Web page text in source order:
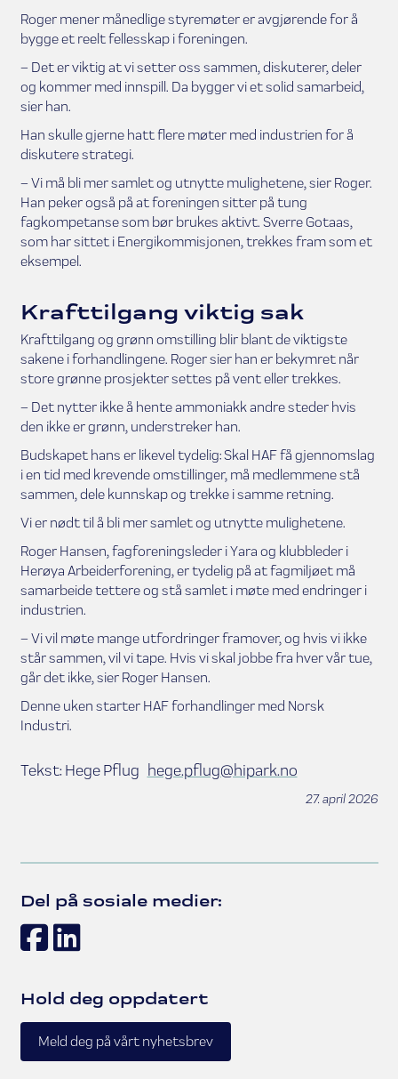
Roger mener månedlige styremøter er avgjørende for å
bygge et reelt fellesskap i foreningen.
– Det er viktig at vi setter oss sammen, diskuterer, deler
og kommer med innspill. Da bygger vi et solid samarbeid,
sier han.
Han skulle gjerne hatt flere møter med industrien for å
diskutere strategi.
– Vi må bli mer samlet og utnytte mulighetene, sier Roger.
Han peker også på at foreningen sitter på tung
fagkompetanse som bør brukes aktivt. Sverre Gotaas,
som har sittet i Energikommisjonen, trekkes fram som et
eksempel.
Krafttilgang viktig sak
Krafttilgang og grønn omstilling blir blant de viktigste
sakene i forhandlingene. Roger sier han er bekymret når
store grønne prosjekter settes på vent eller trekkes.
– Det nytter ikke å hente ammoniakk andre steder hvis
den ikke er grønn, understreker han.
Budskapet hans er likevel tydelig: Skal HAF få gjennomslag
i en tid med krevende omstillinger, må medlemmene stå
sammen, dele kunnskap og trekke i samme retning.
Vi er nødt til å bli mer samlet og utnytte mulighetene.
Roger Hansen, fagforeningsleder i Yara og klubbleder i
Herøya Arbeiderforening, er tydelig på at fagmiljøet må
samarbeide tettere og stå samlet i møte med endringer i
industrien.
– Vi vil møte mange utfordringer framover, og hvis vi ikke
står sammen, vil vi tape. Hvis vi skal jobbe fra hver vår tue,
går det ikke, sier Roger Hansen.
Denne uken starter HAF forhandlinger med Norsk
Industri.
Tekst: Hege Pflug hege.pflug@hipark.no
27. april 2026
Del på sosiale medier:
Facebook
LinkedIn
Hold deg oppdatert
Meld deg på vårt nyhetsbrev